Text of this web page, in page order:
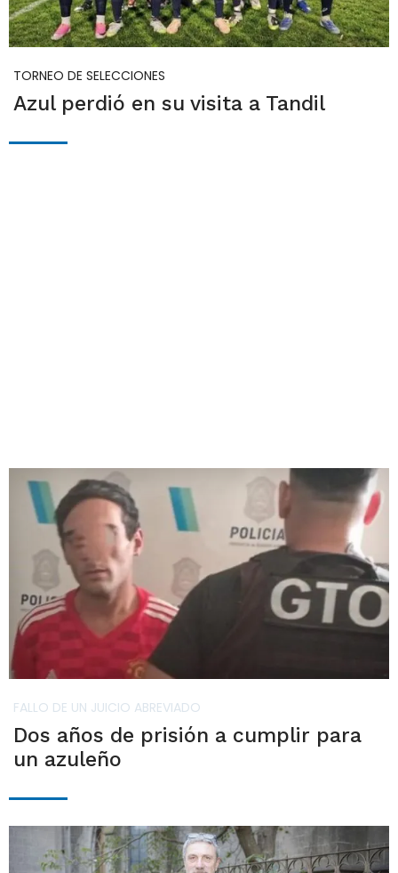
TORNEO DE SELECCIONES
Azul perdió en su visita a Tandil
FALLO DE UN JUICIO ABREVIADO
Dos años de prisión a cumplir para
un azuleño